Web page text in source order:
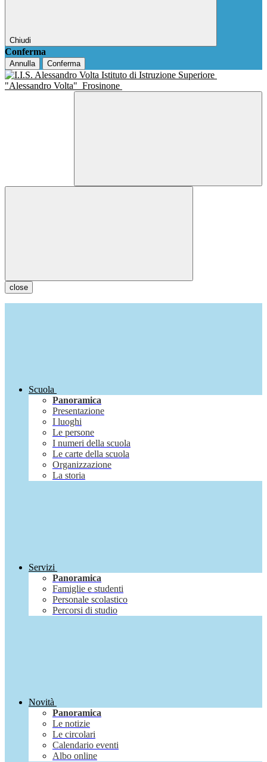
Chiudi
Conferma
Annulla Conferma
Istituto di Istruzione Superiore
"Alessandro Volta" Frosinone
close
Scuola
Panoramica
Presentazione
I luoghi
Le persone
I numeri della scuola
Le carte della scuola
Organizzazione
La storia
Servizi
Panoramica
Famiglie e studenti
Personale scolastico
Percorsi di studio
Novità
Panoramica
Le notizie
Le circolari
Calendario eventi
Albo online